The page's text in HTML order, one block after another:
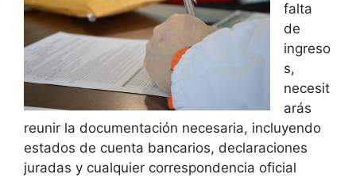
falta
de
ingreso
s,
necesit
arás
reunir la documentación necesaria, incluyendo
estados de cuenta bancarios, declaraciones
juradas y cualquier correspondencia oficial